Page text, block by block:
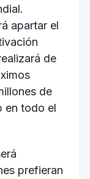
apartar el
de
de
en todo el
prefieran